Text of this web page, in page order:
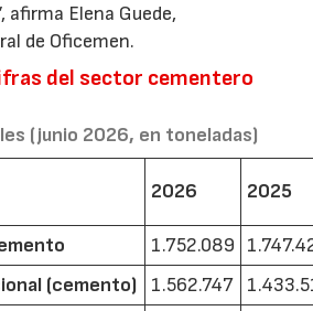
afirma Elena Guede,
de Oficemen.
del sector cementero
(junio 2026, en toneladas)
2026 2025
1.752.089
(cemento)
1.562.747